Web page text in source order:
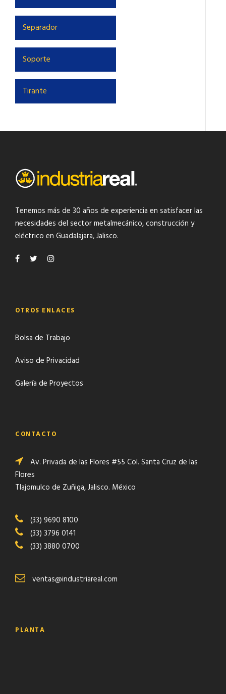
Separador
Soporte
Tirante
Tenemos más de 30 años de experiencia en satisfacer las
necesidades del sector metalmecánico,construcción y
eléctrico en Guadalajara, Jalisco.
OTROS ENLACES
Bolsa de Trabajo
Aviso de Privacidad
Galería de Proyectos
CONTACTO
Av. Privada de las Flores #55 Col. Santa Cruz de las
Flores
Tlajomulco de Zuñiga, Jalisco. México
(33) 9690 8100
(33) 3796 0141
(33) 3880 0700
ventas@industriareal.com
PLANTA